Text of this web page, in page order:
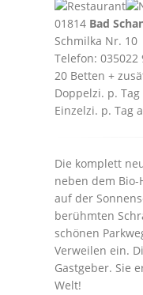
01814 Bad
Schmilka Nr. 10
Telefon: 035022
20 Betten +
Doppelzi. p. Tag
Einzelzi. p. Tag
Die komplett
neben dem
auf der
berühmten
schönen
Verweilen ein.
Gastgeber. Sie
Welt!